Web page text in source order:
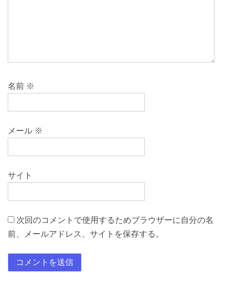
名前 ※
メール ※
サイト
次回のコメントで使用するためブラウザーに自分の名
前、メールアドレス、サイトを保存する。